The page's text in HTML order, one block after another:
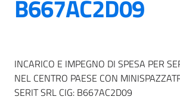
B667AC2D09
INCARICO E IMPEGNO DI SPESA PER
NEL CENTRO PAESE CON
SERIT SRL CIG: B667AC2D09